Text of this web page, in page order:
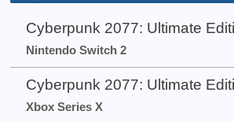
Cyberpunk 2077: Ultimate
Nintendo Switch 2
Cyberpunk 2077: Ultimate
Xbox Series X